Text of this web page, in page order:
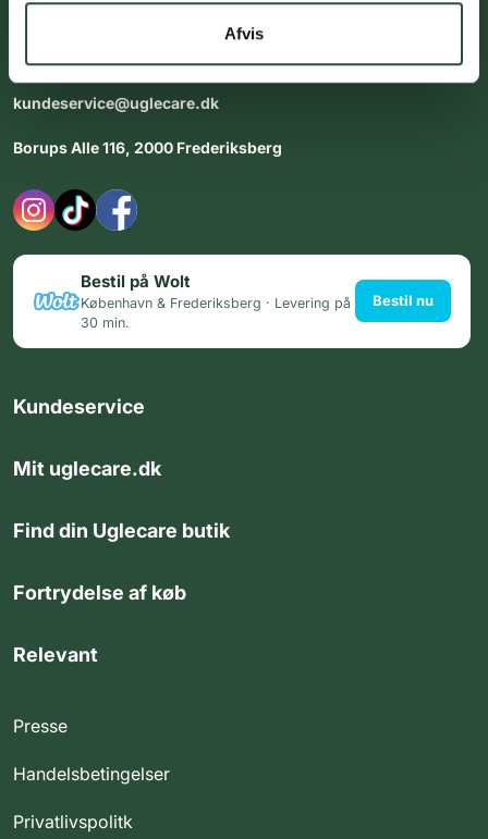
Afvis
Åbningstider i butikken:
kundeservice@uglecare.dk
Borups Alle 116, 2000 Frederiksberg
Bestil på Wolt
København & Frederiksberg · Levering på
30 min.
Bestil nu
Kundeservice
Mit uglecare.dk
Find din Uglecare butik
Fortrydelse af køb
Relevant
Presse
Handelsbetingelser
Privatlivspolitk